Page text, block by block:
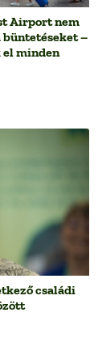
Airport nem
–
el minden
családi